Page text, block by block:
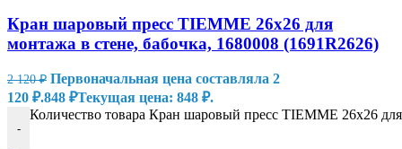
Кран шаровый пресс TIEMME 26х26 для
монтажа в стене, бабочка, 1680008 (1691R2626)
2 120₽ Первоначальная цена составляла 2
120 ₽.848 ₽Текущая цена: 848 ₽.
-
Количество товара Кран шаровый пресс TIEMME 26х26